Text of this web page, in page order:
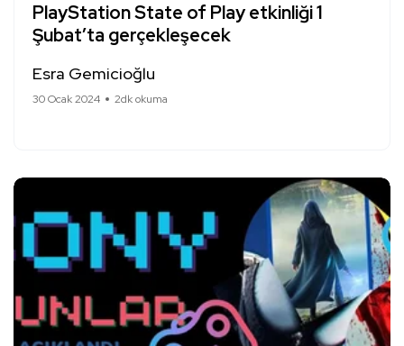
PlayStation State of Play etkinliği 1
Şubat’ta gerçekleşecek
Esra Gemicioğlu
30 Ocak 2024 2dk okuma